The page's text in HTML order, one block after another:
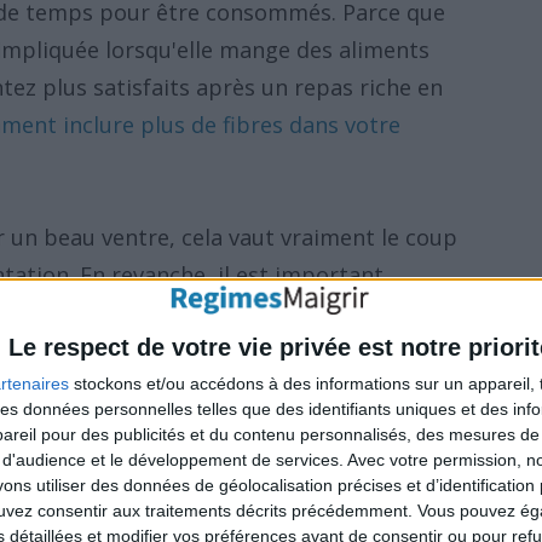
Le respect de votre vie privée est notre
stockons et/ou accédons à des informations sur un appareil,
données personnelles telles que des identifiants uniques et des
pour des publicités et du contenu personnalisés, des mesures
et le développement de services. Avec votre permission,
utiliser des données de géolocalisation précises et
consentir aux traitements décrits précédemment. Vous pouvez
détaillées et modifier vos préférences avant de consentir ou pour
temps pour être consommés. Parce que
lorsqu'elle mange des aliments
plus satisfaits après un repas riche en
inclure plus de fibres dans votre
beau ventre, cela vaut vraiment le coup
En revanche, il est important
lentement afin de prévenir les gaz.
toute la journée au lieu d'en prendre en
important avec le fibre visqueux, un
dans les haricots, l'avoine et l'orge, et qui
taux de cholestérol. Lisez aussi :Réduire
anti-cholestérol